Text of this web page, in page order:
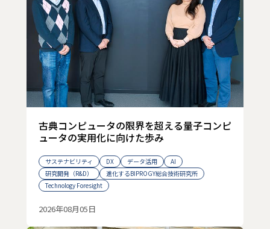
古典コンピュータの限界を超える量子コンピ
ュータの実用化に向けた歩み
サステナビリティ DX データ活用
AI
研究開発（R&D）
進化するBIPROGY総合技術研究所
Technology Foresight
2026年08月05日